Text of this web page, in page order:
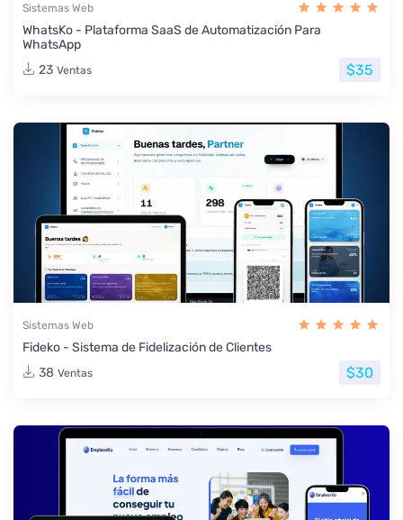
Sistemas Web
WhatsKo - Plataforma SaaS de Automatización Para
WhatsApp
23 Ventas $35
Sistemas Web
Fideko - Sistema de Fidelización de Clientes
38 Ventas $30